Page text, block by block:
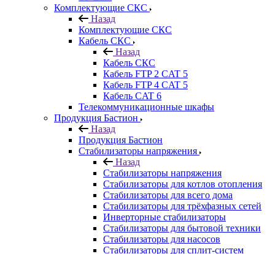
Комплектующие СКС
Назад
Комплектующие СКС
Кабель СКС
Назад
Кабель СКС
Кабель FTP 2 CAT 5
Кабель FTP 4 CAT 5
Кабель CAT 6
Телекоммуникационные шкафы
Продукция Бастион
Назад
Продукция Бастион
Стабилизаторы напряжения
Назад
Стабилизаторы напряжения
Стабилизаторы для котлов отопления
Стабилизаторы для всего дома
Стабилизаторы для трёхфазных сетей
Инверторные стабилизаторы
Стабилизаторы для бытовой техники
Стабилизаторы для насосов
Стабилизаторы для сплит-систем